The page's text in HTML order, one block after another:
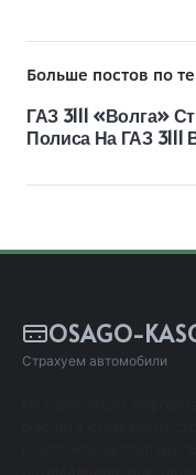
Больше постов по
ГАЗ 3111 «Волга»
Полиса На ГАЗ 3111
OSAGO-
Страхуем автомобили